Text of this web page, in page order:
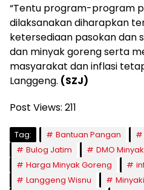
“Tentu program-program
dilaksanakan diharapkan
ketersediaan pasokan dan
dan minyak goreng serta
masyarakat dan inflasi
Langgeng. (SZJ)
Post Views: 211
Tag: Bantuan Pangan
Bulog Jatim
DMO
Harga Minyak Goreng
Langgeng Wisnu